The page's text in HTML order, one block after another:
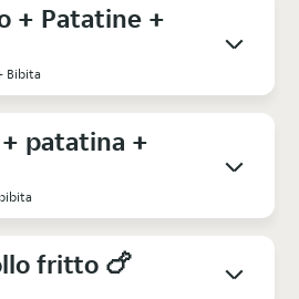
+ Patatine +
Bibita
patatina +
fritto 🍗